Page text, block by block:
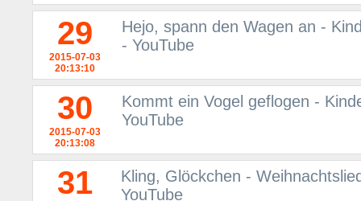
29
2015-07-03
20:13:10
Hejo, spann den Wagen an -
- YouTube
30
2015-07-03
20:13:08
Kommt ein Vogel geflogen -
YouTube
31
Kling, Glöckchen -
YouTube